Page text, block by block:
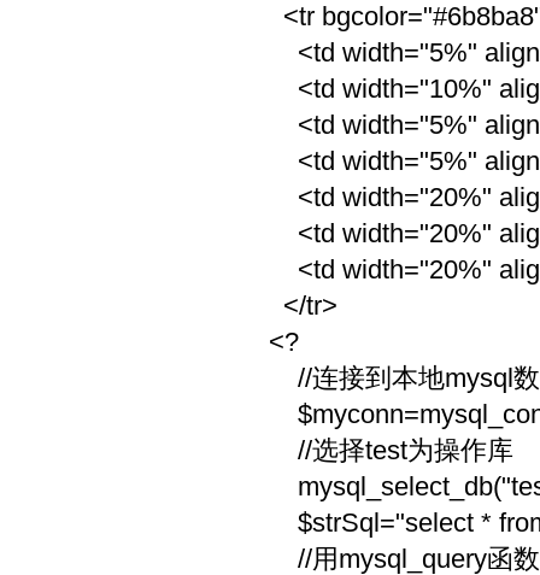
<tr
<td width="5%"
<td width="10%"
<td width="5%"
<td width="5%"
<td width="20%"
<td width="20%"
<td width="20%"
</tr>
<?
//连接到本地mysql
//选择test为操作库
$strSql="select *
//用mysql_query函